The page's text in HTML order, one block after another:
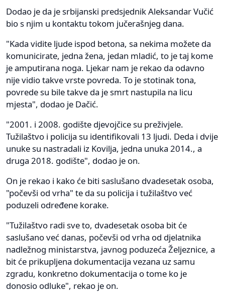
Dodao je da je srbijanski predsjednik Aleksandar Vučić
bio s njim u kontaktu tokom jučerašnjeg dana.
"Kada vidite ljude ispod betona, sa nekima možete da
komunicirate, jedna žena, jedan mladić, to je taj kome
je amputirana noga. Ljekar nam je rekao da odavno
nije vidio takve vrste povreda. To je stotinak tona,
povrede su bile takve da je smrt nastupila na licu
mjesta", dodao je Dačić.
"2001. i 2008. godište djevojčice su preživjele.
Tužilaštvo i policija su identifikovali 13 ljudi. Deda i dvije
unuke su nastradali iz Kovilja, jedna unuka 2014., a
druga 2018. godište", dodao je on.
On je rekao i kako će biti saslušano dvadesetak osoba,
"počevši od vrha" te da su policija i tužilaštvo već
poduzeli određene korake.
"Tužilaštvo radi sve to, dvadesetak osoba bit će
saslušano već danas, počevši od vrha od djelatnika
nadležnog ministarstva, javnog poduzeća Željeznice, a
bit će prikupljena dokumentacija vezana uz samu
zgradu, konkretno dokumentacija o tome ko je
donosio odluke", rekao je on.